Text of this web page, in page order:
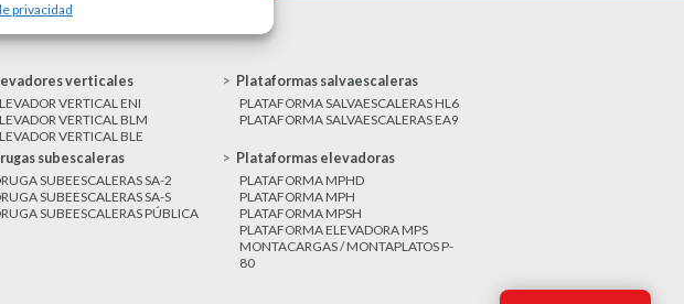
privacidad
verticales
VERTICAL ENI
VERTICAL BLM
VERTICAL BLE
Plataformas salvaescaleras
PLATAFORMA SALVAESCALERAS HL6
PLATAFORMA SALVAESCALERAS EA9
subescaleras
SUBEESCALERAS SA-2
SUBEESCALERAS SA-S
SUBEESCALERAS PÚBLICA
Plataformas elevadoras
PLATAFORMA MPHD
PLATAFORMA MPH
PLATAFORMA MPSH
PLATAFORMA ELEVADORA MPS
MONTACARGAS / MONTAPLATOS P-
80